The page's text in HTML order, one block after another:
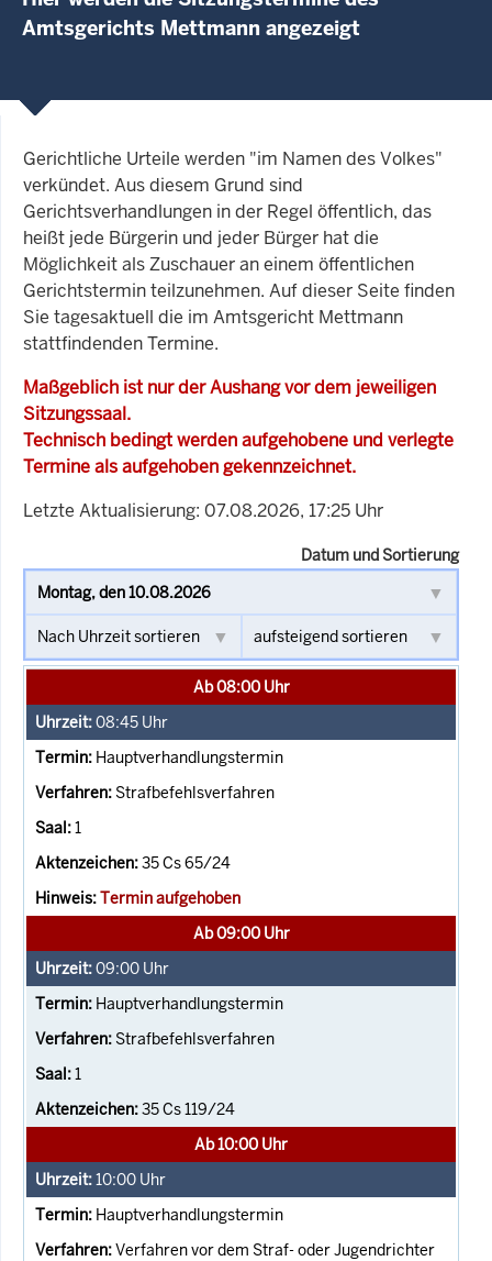
Amtsgerichts Mettmann angezeigt
Gerichtliche Urteile werden "im Namen des Volkes"
verkündet. Aus diesem Grund sind
Gerichtsverhandlungen in der Regel öffentlich, das
heißt jede Bürgerin und jeder Bürger hat die
Möglichkeit als Zuschauer an einem öffentlichen
Gerichtstermin teilzunehmen. Auf dieser Seite finden
Sie tagesaktuell die im Amtsgericht Mettmann
stattfindenden Termine.
Maßgeblich ist nur der Aushang vor dem jeweiligen
Sitzungssaal.
Technisch bedingt werden aufgehobene und verlegte
Termine als aufgehoben gekennzeichnet.
Letzte Aktualisierung: 07.08.2026, 17:25 Uhr
Datum und Sortierung
Ab 08:00 Uhr
08:45 Uhr
Hauptverhandlungstermin
Strafbefehlsverfahren
1
35 Cs 65/24
Termin aufgehoben
Ab 09:00 Uhr
09:00 Uhr
Hauptverhandlungstermin
Strafbefehlsverfahren
1
35 Cs 119/24
Ab 10:00 Uhr
10:00 Uhr
Hauptverhandlungstermin
Verfahren vor dem Straf- oder Jugendrichter